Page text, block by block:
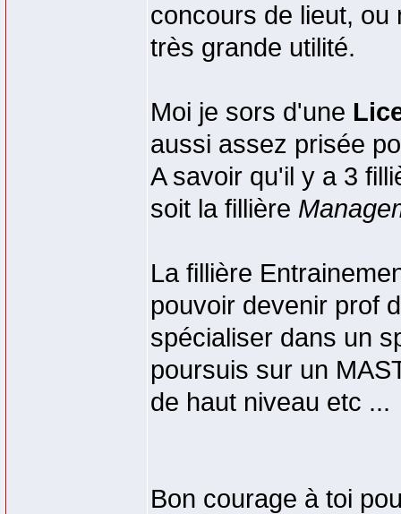
concours de lieut, ou
très grande utilité.
Moi je sors d'une
aussi assez prisée
A savoir qu'il y a 3
soit la fillière
La fillière
pouvoir devenir prof
spécialiser dans un
poursuis sur un
de haut niveau etc ...
Bon courage à toi